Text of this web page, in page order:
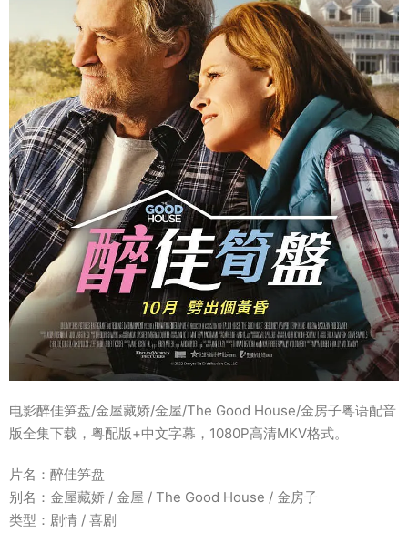
电影醉佳笋盘/金屋藏娇/金屋/The Good House/金房子粤语配音
版全集下载，粤配版+中文字幕，1080P高清MKV格式。
片名：醉佳笋盘
别名：金屋藏娇 / 金屋 / The Good House / 金房子
类型：剧情 / 喜剧